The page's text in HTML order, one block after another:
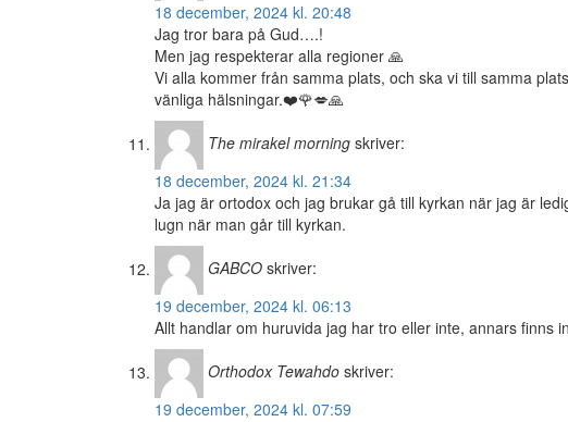
18 december, 2024 kl. 20:48
Jag tror bara på Gud….!
Men jag respekterar alla regioner 🙏
Vi alla kommer från samma plats, och ska vi till samma
vänliga hälsningar.❤️🌹💋🙏
The mirakel morning skriver:
18 december, 2024 kl. 21:34
Ja jag är ortodox och jag brukar gå till kyrkan när jag är
lugn när man går till kyrkan.
GABCO skriver:
19 december, 2024 kl. 06:13
Allt handlar om huruvida jag har tro eller inte, annars finns
Orthodox Tewahdo skriver:
19 december, 2024 kl. 07:59